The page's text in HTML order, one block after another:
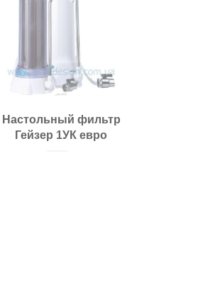
Настольный фильтр
Гейзер 1УК евро